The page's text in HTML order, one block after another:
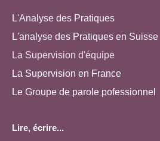
L'Analyse des Pratiques
L'analyse des Pratiques en Suisse
La Supervision d'équipe
La Supervision en France
Le Groupe de parole pofessionnel
Lire, écrire...